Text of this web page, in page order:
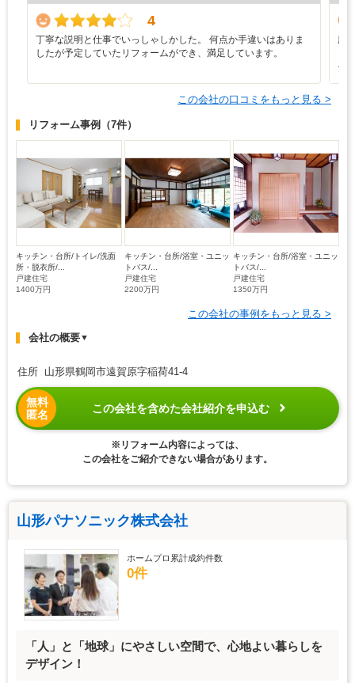
4
丁寧な説明と仕事でいっしゃしかした。 何点か手違いはありま
したが予定していたリフォームができ、満足しています。
廊
そ
この会社の口コミをもっと見る >
リフォーム事例 （7件）
キッチン・台所/トイレ/洗面
所・脱衣所/...
戸建住宅
1400万円
キッチン・台所/浴室・ユニッ
トバス/...
戸建住宅
2200万円
キッチン・台所/浴室・ユニッ
トバス/...
戸建住宅
1350万円
この会社の事例をもっと見る >
会社の概要▼
住所 山形県鶴岡市遠賀原字稲荷41-4
無料
匿名
この会社を含めた会社紹介を申込む
※リフォーム内容によっては、
この会社をご紹介できない場合があります。
山形パナソニック株式会社
ホームプロ累計成約件数
0件
「人」と「地球」にやさしい空間で、心地よい暮らしを
デザイン！